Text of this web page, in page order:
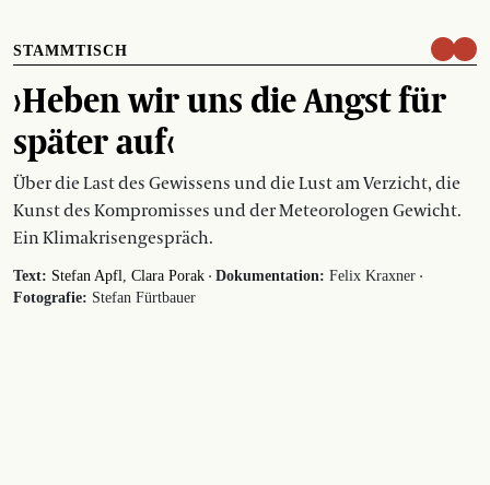
STAMMTISCH
›Heben wir uns die Angst für
später auf‹
Über die Last des Gewissens und die Lust am Verzicht, die
Kunst des Kompromisses und der Meteorologen Gewicht.
Ein Klimakrisengespräch.
Text: Stefan Apfl Clara Porak · Dokumentation: Felix Kraxner ·
Fotografie: Stefan Fürtbauer